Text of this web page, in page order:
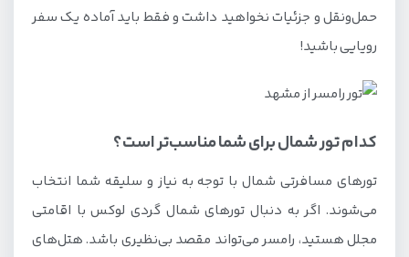
حمل‌ونقل و جزئیات نخواهید داشت و فقط باید آماده یک سفر
رویایی باشید!
کدام تور شمال برای شما مناسب‌تر است؟
تورهای مسافرتی شمال با توجه به نیاز و سلیقه شما انتخاب
می‌شوند. اگر به دنبال تورهای شمال گردی لوکس با اقامتی
مجلل هستید، رامسر می‌تواند مقصد بی‌نظیری باشد. هتل‌های